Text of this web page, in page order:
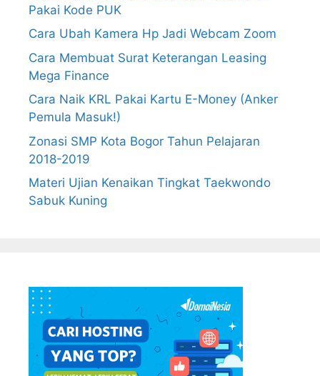
Pakai Kode PUK
Cara Ubah Kamera Hp Jadi Webcam Zoom
Cara Membuat Surat Keterangan Leasing
Mega Finance
Cara Naik KRL Pakai Kartu E-Money (Anker
Pemula Masuk!)
Zonasi SMP Kota Bogor Tahun Pelajaran
2018-2019
Materi Ujian Kenaikan Tingkat Taekwondo
Sabuk Kuning